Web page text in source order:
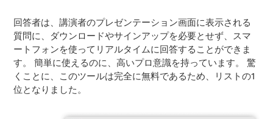
回答者は、講演者のプレゼンテーション画面に表示される
質問に、ダウンロードやサインアップを必要とせず、スマ
ートフォンを使ってリアルタイムに回答することができま
す。 簡単に使えるのに、高いプロ意識を持っています。 驚
くことに、このツールは完全に無料であるため、リストの1
位となりました。